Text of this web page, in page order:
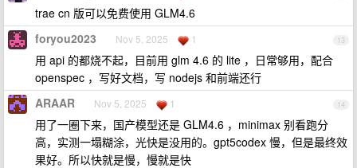
trae cn 版可以免费使用 GLM4.6
13
foryou2023 Nov 5, 2025 1
用 api 的都烧不起，目前用 glm 4.6 的 lite ，日常够用，配合
openspec ，写好文档，写 nodejs 和前端还行
14
ARAAR Nov 5, 2025 1
用了一圈下来，国产模型还是 GLM4.6 ，minimax 别看跑分
高，实测一塌糊涂，光快是没用的。gpt5codex 慢，但是最终效
果好。所以快就是慢，慢就是快